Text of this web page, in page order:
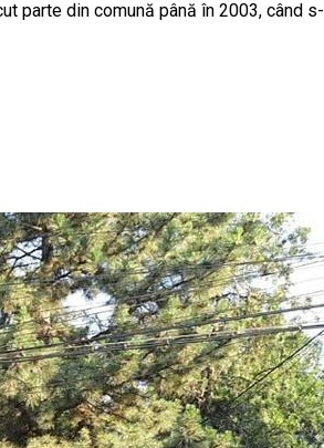
parte din comună până în 2003, când